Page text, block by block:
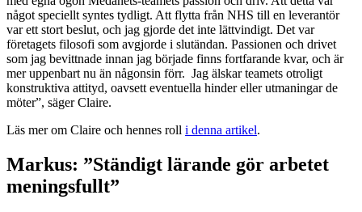
något speciellt syntes tydligt. Att flytta från NHS till en leverantör
var ett stort beslut, och jag gjorde det inte lättvindigt. Det var
företagets filosofi som avgjorde i slutändan. Passionen och drivet
som jag bevittnade innan jag började finns fortfarande kvar, och är
mer uppenbart nu än någonsin förr. Jag älskar teamets otroligt
konstruktiva attityd, oavsett eventuella hinder eller utmaningar de
möter”, säger Claire.
Läs mer om Claire och hennes roll i denna artikel.
Markus: ”Ständigt lärande gör arbetet
meningsfullt”